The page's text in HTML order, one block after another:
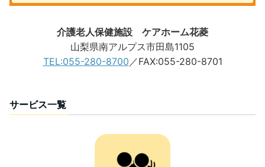
介護老人保健施設 ケアホーム花菱
山梨県南アルプス市田島1105
TEL:055-280-8700 ／FAX:055-280-8701
サービス一覧